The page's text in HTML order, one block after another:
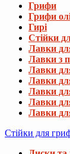
Грифи
Грифи
Гирі
Стійки
Лавки для
Лавки з
Лавки
Лавки
Лавки
Лавки
Лавки
Стійки для